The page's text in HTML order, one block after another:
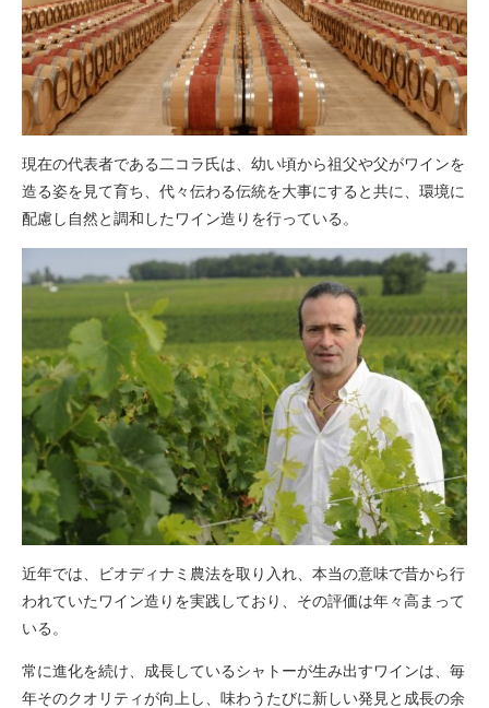
現在の代表者である二コラ氏は、幼い頃から祖父や父がワインを
造る姿を見て育ち、代々伝わる伝統を大事にすると共に、環境に
配慮し自然と調和したワイン造りを行っている。
近年では、ビオディナミ農法を取り入れ、本当の意味で昔から行
われていたワイン造りを実践しており、その評価は年々高まって
いる。
常に進化を続け、成長しているシャトーが生み出すワインは、毎
年そのクオリティが向上し、味わうたびに新しい発見と成長の余